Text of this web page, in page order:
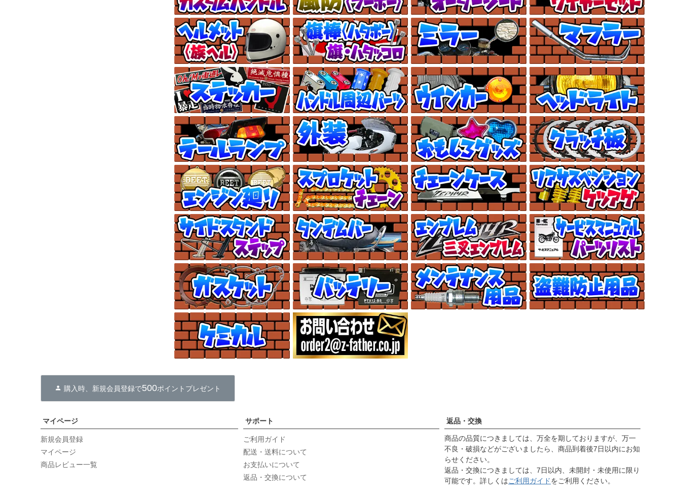
購入時、新規会員登録で500ポイントプレゼント
マイページ
新規会員登録
マイページ
商品レビュー一覧
サポート
ご利用ガイド
配送・送料について
お支払いについて
返品・交換について
返品・交換
商品の品質につきましては、万全を期しておりますが、万一
不良・破損などがございましたら、商品到着後7日以内にお知
らせください。
返品・交換につきましては、7日以内、未開封・未使用に限り
可能です。詳しくはご利用ガイドをご利用ください。